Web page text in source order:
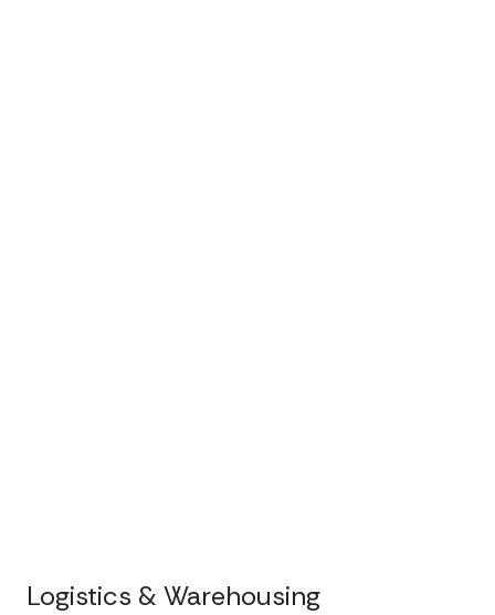
Logistics & Warehousing